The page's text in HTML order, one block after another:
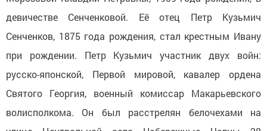
девичестве Сенченковой. Её отец Петр Кузьмич
Сенченков, 1875 года рождения, стал крестным Ивану
при рождении. Петр Кузьмич участник двух войн:
русско-японской, Первой мировой, кавалер ордена
Святого Георгия, военный комиссар Макарьевского
волисполкома. Он был расстрелян белочехами на